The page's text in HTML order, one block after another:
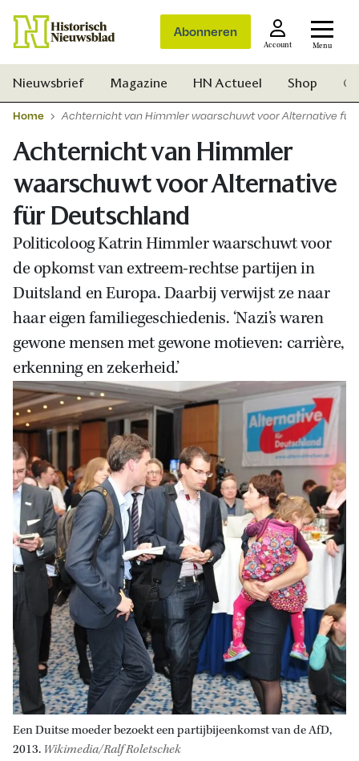
Abonneren
Account Menu
Zoek
Nieuwsbrief Magazine HN Actueel Shop
Home Achternicht van Himmler waarschuwt voor Alternative für
Achternicht van Himmler
waarschuwt voor Alternative
für Deutschland
Politicoloog Katrin Himmler waarschuwt voor
de opkomst van extreem-rechtse partijen in
Duitsland en Europa. Daarbij verwijst ze naar
haar eigen familiegeschiedenis. ‘Nazi’s waren
gewone mensen met gewone motieven: carrière,
erkenning en zekerheid.’
Een Duitse moeder bezoekt een partijbijeenkomst van de AfD,
2013.Wikimedia/Ralf Roletschek